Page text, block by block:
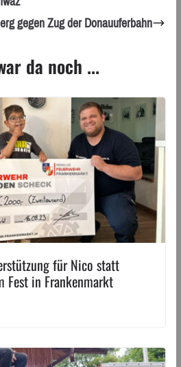
gegen Zug der Donauuferbahn
da noch ...
für Nico statt
Fest in Frankenmarkt